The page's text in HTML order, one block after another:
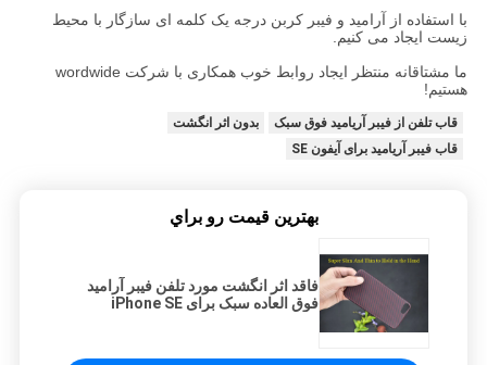
با استفاده از آرامید و فیبر کربن درجه یک کلمه ای سازگار با محیط
زیست ایجاد می کنیم.
ما مشتاقانه منتظر ایجاد روابط خوب همکاری با شرکت wordwide
هستیم!
قاب تلفن از فیبر آریامید فوق سبک
بدون اثر انگشت
قاب فیبر آریامید برای آیفون SE
بهترين قيمت رو براي
فاقد اثر انگشت مورد تلفن فیبر آرامید
فوق العاده سبک برای iPhone SE